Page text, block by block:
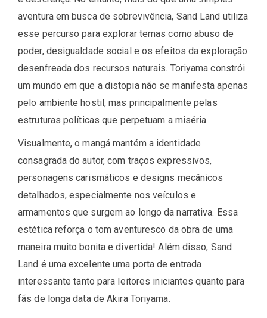
aventura em busca de sobrevivência, Sand Land utiliza
esse percurso para explorar temas como abuso de
poder, desigualdade social e os efeitos da exploração
desenfreada dos recursos naturais. Toriyama constrói
um mundo em que a distopia não se manifesta apenas
pelo ambiente hostil, mas principalmente pelas
estruturas políticas que perpetuam a miséria.
Visualmente, o mangá mantém a identidade
consagrada do autor, com traços expressivos,
personagens carismáticos e designs mecânicos
detalhados, especialmente nos veículos e
armamentos que surgem ao longo da narrativa. Essa
estética reforça o tom aventuresco da obra de uma
maneira muito bonita e divertida! Além disso, Sand
Land é uma excelente uma porta de entrada
interessante tanto para leitores iniciantes quanto para
fãs de longa data de Akira Toriyama.